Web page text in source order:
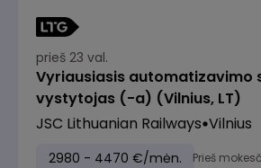
prieš 23 val.
Vyriausiasis automatizavimo
vystytojas (-a) (Vilnius, LT)
JSC Lithuanian Railways Vilnius
2980 - 4470 €/mėn. Prieš